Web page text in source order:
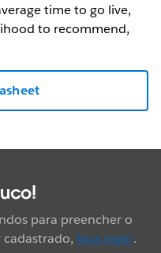
time to go live,
to recommend,
para preencher o
cadastrado,faça login.